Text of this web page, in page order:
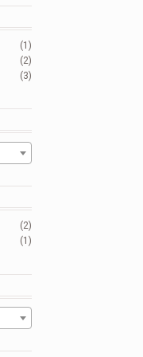
(1)
(2)
(3)
(2)
(1)